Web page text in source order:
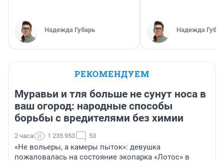
Надежда Губарь Надежда
РЕКОМЕНДУЕМ
Муравьи и тля больше не сунут носа в
ваш огород: народные способы
борьбы с вредителями без химии
2 часа 1 235 953 53
«Не вольеры, а камеры пыток»: девушка
пожаловалась на состояние экопарка «Лотос» в